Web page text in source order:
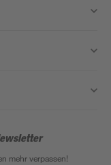
mehr verpassen!